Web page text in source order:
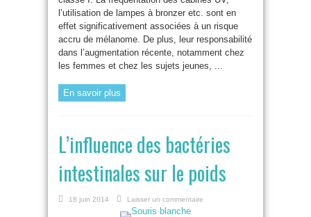
l’utilisation de lampes à bronzer etc. sont en
effet significativement associées à un risque
accru de mélanome. De plus, leur responsabilité
dans l’augmentation récente, notamment chez
les femmes et chez les sujets jeunes, ...
En savoir plus
L’influence des bactéries
intestinales sur le poids
18 juin 2014 Laisser un commentaire